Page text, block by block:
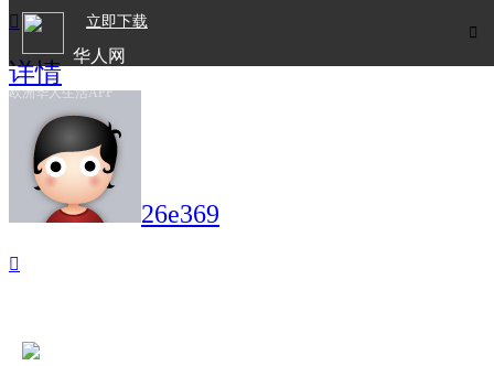

立即下载
华人网
欧洲华人生活APP

详情
26e369
